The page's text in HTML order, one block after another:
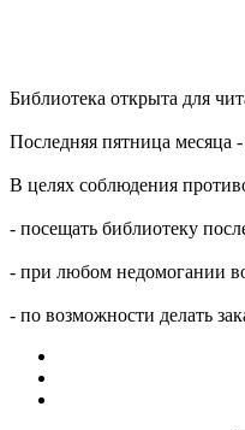
Библиотека открыта для
Последняя пятница месяца -
В целях соблюдения
- посещать библиотеку
- при любом недомогании
- по возможности делать